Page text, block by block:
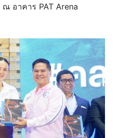
ณ อาคาร PAT Arena